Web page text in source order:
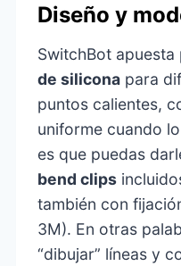
Diseño y
SwitchBot
de silicona para
puntos calientes,
uniforme cuando
es que puedas
bend clips
también con
3M). En otras
“dibujar” líneas y